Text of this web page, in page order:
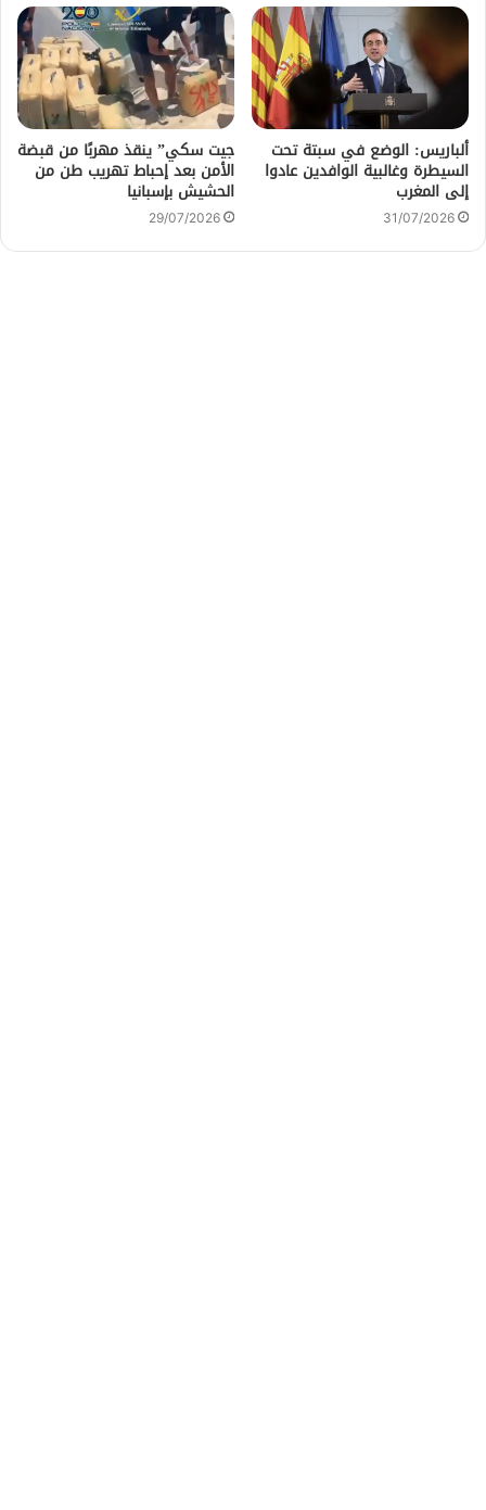
ألباريس: الوضع في سبتة تحت
السيطرة وغالبية الوافدين عادوا
إلى المغرب
31/07/2026
جيت سكي” ينقذ مهربًا من قبضة
الأمن بعد إحباط تهريب طن من
الحشيش بإسبانيا
29/07/2026